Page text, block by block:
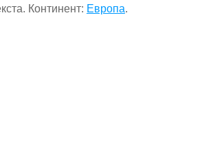
Континент: Европа.